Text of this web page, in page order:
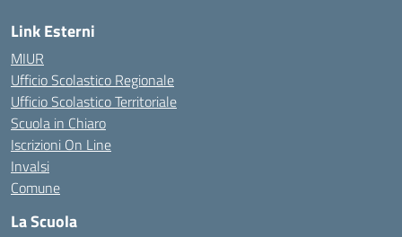
Link Esterni
MIUR
Ufficio Scolastico Regionale
Ufficio Scolastico Territoriale
Scuola in Chiaro
Iscrizioni On Line
Invalsi
Comune
La Scuola